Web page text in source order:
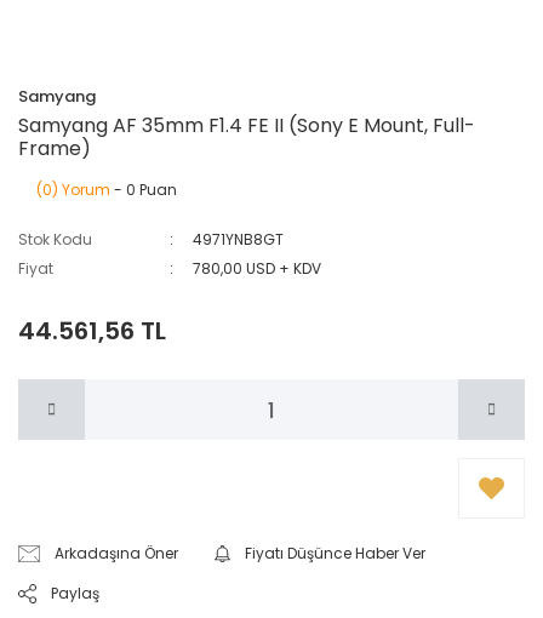
Samyang
Samyang AF 35mm F1.4 FE II (Sony E Mount, Full-
Frame)
(0) Yorum - 0 Puan
Stok Kodu
4971YNB8GT
Fiyat
780,00 USD + KDV
44.561,56 TL
Arkadaşına Öner
Fiyatı Düşünce Haber Ver
Paylaş